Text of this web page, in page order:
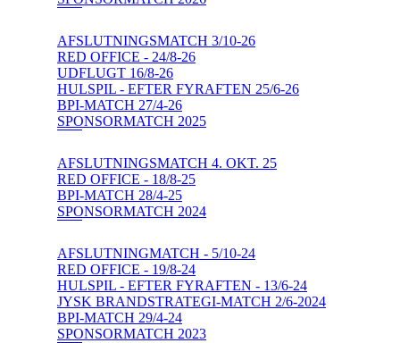
AFSLUTNINGSMATCH 3/10-26
RED OFFICE - 24/8-26
UDFLUGT 16/8-26
HULSPIL - EFTER FYRAFTEN 25/6-26
BPI-MATCH 27/4-26
SPONSORMATCH 2025
AFSLUTNINGSMATCH 4. OKT. 25
RED OFFICE - 18/8-25
BPI-MATCH 28/4-25
SPONSORMATCH 2024
AFSLUTNINGMATCH - 5/10-24
RED OFFICE - 19/8-24
HULSPIL - EFTER FYRAFTEN - 13/6-24
JYSK BRANDSTRATEGI-MATCH 2/6-2024
BPI-MATCH 29/4-24
SPONSORMATCH 2023